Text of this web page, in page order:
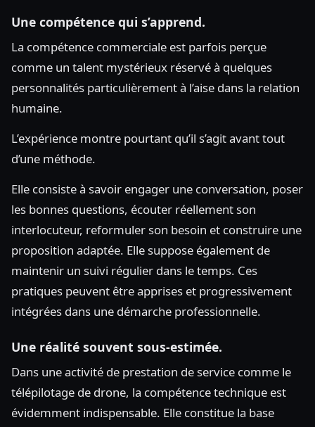
Une compétence qui s’apprend.
La compétence commerciale est parfois perçue
comme un talent mystérieux réservé à quelques
personnalités particulièrement à l’aise dans la relation
humaine.
L’expérience montre pourtant qu’il s’agit avant tout
d’une méthode.
Elle consiste à savoir engager une conversation, poser
les bonnes questions, écouter réellement son
interlocuteur, reformuler son besoin et construire une
proposition adaptée. Elle suppose également de
maintenir un suivi régulier dans le temps. Ces
pratiques peuvent être apprises et progressivement
intégrées dans une démarche professionnelle.
Une réalité souvent sous-estimée.
Dans une activité de prestation de service comme le
télépilotage de drone, la compétence technique est
évidemment indispensable. Elle constitue la base